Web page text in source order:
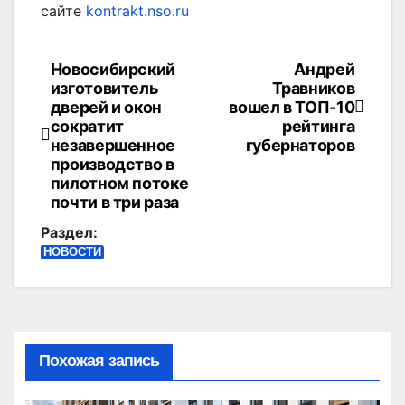
сайте kontrakt.nso.ru
Навигация
по
записям
Андрей
Травников
вошел в ТОП-10
рейтинга
губернаторов
Новосибирский
изготовитель
дверей и окон
сократит
незавершенное
производство в
пилотном потоке
почти в три раза
Раздел:
НОВОСТИ
Похожая запись